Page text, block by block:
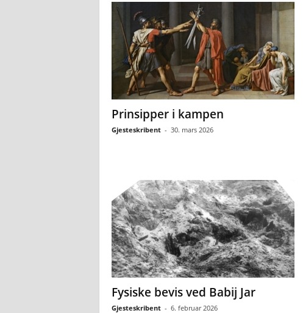
Prinsipper i kampen
Gjesteskribent - 30. mars 2026
Fysiske bevis ved Babij Jar
Gjesteskribent - 6. februar 2026